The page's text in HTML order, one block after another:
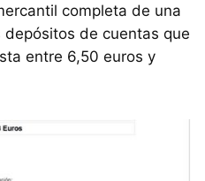
completa de una
de cuentas que
entre 6,50 euros y